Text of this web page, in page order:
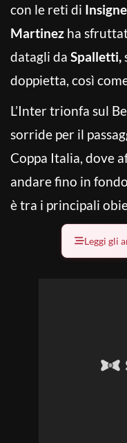
con le reti di Insigne
Martinez ha
datagli da Spalletti,
doppietta, così
L’Inter trionfa sul
sorride per il
Coppa Italia, dove
andare fino in
è tra i principali
Leggi gli